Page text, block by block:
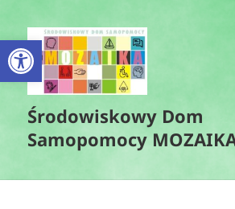
Otwórz pasek narzędzi
Środowiskowy Dom
Samopomocy